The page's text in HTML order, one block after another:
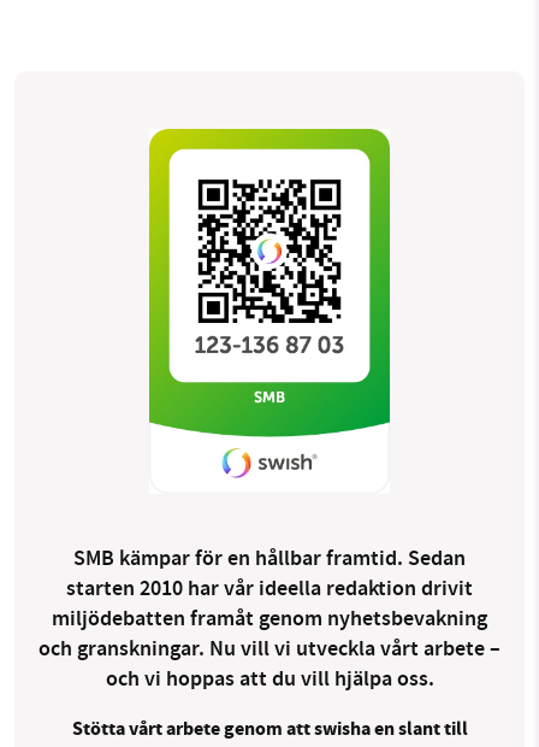
SMB kämpar för en hållbar framtid. Sedan
starten 2010 har vår ideella redaktion drivit
miljödebatten framåt genom nyhetsbevakning
och granskningar. Nu vill vi utveckla vårt arbete –
och vi hoppas att du vill hjälpa oss.
Stötta vårt arbete genom att swisha en slant till